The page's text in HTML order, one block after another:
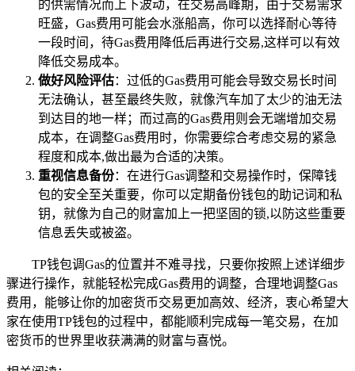
的供需情况而上下波动，在交易高峰期，由于交易需求
旺盛，Gas费用可能会水涨船高，你可以选择耐心等待
一段时间，待Gas费用降低后再进行交易,这样可以有效
降低交易成本。
做好风险评估：过低的Gas费用可能会导致交易长时间
无法确认，甚至最终失败，就像汽车加了太少的油无法
到达目的地一样；而过高的Gas费用则会无端增加交易
成本，在调整Gas费用时，你需要综合考虑交易的紧急
程度和成本,做出最为合适的决策。
重视信息备份：在进行Gas调整和交易操作时，保障钱
包的安全至关重要，你可以定期备份钱包的助记词和私
钥，就像为自己的财富加上一把坚固的锁,以防这些重要
信息丢失或被盗。
TP钱包调Gas的位置并不难寻找，只要你按照上述详细步
骤进行操作，就能轻松完成Gas费用的调整，合理地调整Gas
费用，能够让你的加密货币交易更加高效、经济，衷心希望大
家在使用TP钱包的过程中，都能顺利完成每一笔交易，在加
密货币的世界里收获满满的财富与喜悦。